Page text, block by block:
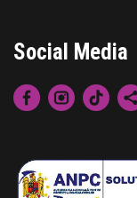
Social Media